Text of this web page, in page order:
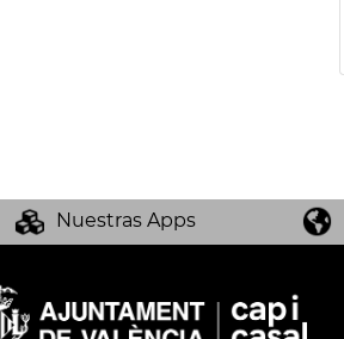
Nuestras Apps